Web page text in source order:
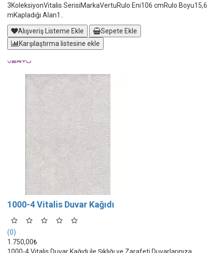
3KoleksiyonVitalis SerisiMarkaVertuRulo Eni106 cmRulo Boyu15,6
mKapladığı Alan1..
Alışveriş Listeme Ekle
Sepete Ekle
Karşılaştırma listesine ekle
1000-4 Vitalis Duvar Kağıdı
(0)
1.750,00₺